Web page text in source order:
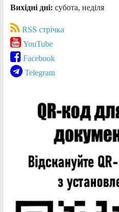
Вихідні дні: субота, неділя
RSS стрічка
YouTube
Facebook
Telegram